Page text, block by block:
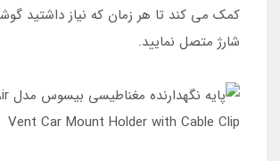
کمک می کند تا هر زمان که نیاز داشتید
شارژ متصل نمایید.